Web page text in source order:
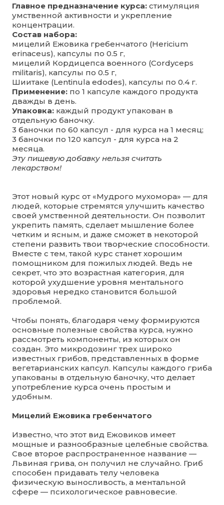
Главное предназначение курса: стимуляция
умственной активности и укрепление
концентрации.
Состав набора:
мицелий Ежовика гребенчатого (Hericium
erinaceus), капсулы по 0.5 г,
мицелий Кордицепса военного (Cordyceps
militaris), капсулы по 0.5 г,
Шиитаке (Lentinula edodes), капсулы по 0.4 г.
Применение: по 1 капсуле каждого продукта
дважды в день.
Упаковка: каждый продукт упакован в
отдельную баночку.
3 баночки по 60 капсул - для курса на 1 месяц;
3 баночки по 120 капсул - для курса на 2
месяца.
Эту пищевую добавку нельзя считать
лекарством!
Этот новый курс от «Мудрого мухомора» — для
людей, которые стремятся улучшить качество
своей умственной деятельности. Он позволит
укрепить память, сделает мышление более
четким и ясным, и даже сможет в некоторой
степени развить твои творческие способности.
Вместе с тем, такой курс станет хорошим
помощником для пожилых людей. Ведь не
секрет, что это возрастная категория, для
которой ухудшение уровня ментального
здоровья нередко становится большой
проблемой.
Чтобы понять, благодаря чему формируются
основные полезные свойства курса, нужно
рассмотреть компоненты, из которых он
создан. Это микродозинг трех широко
известных грибов, представленных в форме
вегетарианских капсул. Капсулы каждого гриба
упакованы в отдельную баночку, что делает
употребление курса очень простым и
удобным.
Мицелий Ежовика гребенчатого
Известно, что этот вид Ежовиков имеет
мощные и разнообразные целебные свойства.
Свое второе распространенное название —
Львиная грива, он получил не случайно. Гриб
способен придавать телу человека
физическую выносливость, а ментальной
сфере — психологическое равновесие.